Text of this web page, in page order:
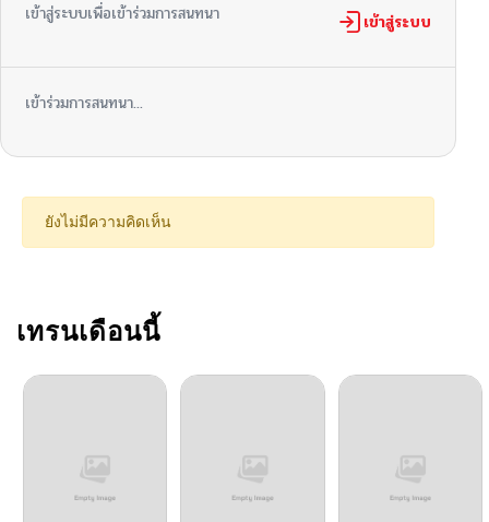
เข้าสู่ระบบเพื่อเข้าร่วมการสนทนา เข้าสู่ระบบ
เข้าร่วมการสนทนา...
ยังไม่มีความคิดเห็น
เทรนเดือนนี้